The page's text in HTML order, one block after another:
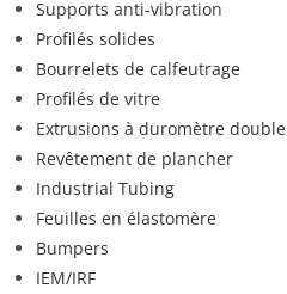
Supports anti-vibration
Profilés solides
Bourrelets de calfeutrage
Profilés de vitre
Extrusions à duromètre double
Revêtement de plancher
Industrial Tubing
Feuilles en élastomère
Bumpers
IEM/IRF